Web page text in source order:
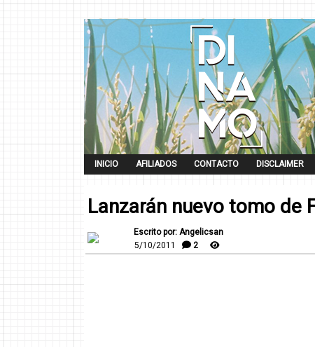
INICIO AFILIADOS CONTACTO DISCLAIMER
Lanzarán nuevo tomo de
Escrito por: Angelicsan
5/10/2011
2